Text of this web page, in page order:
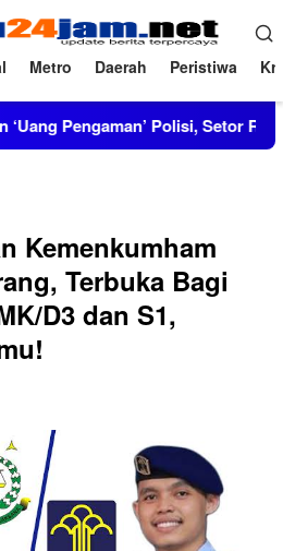
Metro Daerah Peristiwa
Polisi, Setor Rp2,5 Juta
Kemenkumham
Terbuka Bagi
D3 dan S1,